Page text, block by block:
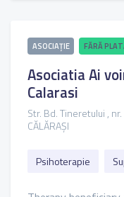
ASOCIAȚIE FĂRĂ
Asociatia Ai
Calarasi
Str. Bd. Tineretului ,
CĂLĂRAȘI
Psihoterapie